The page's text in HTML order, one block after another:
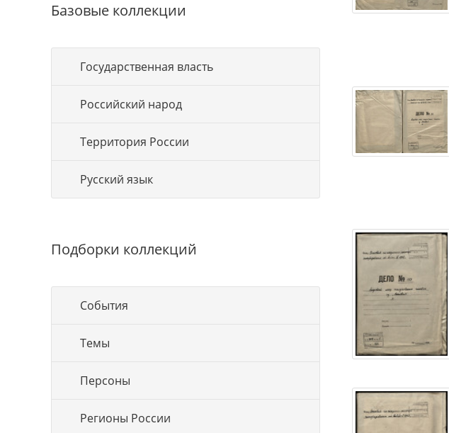
Базовые коллекции
Государственная власть
Российский народ
Территория России
Русский язык
Подборки коллекций
События
Темы
Персоны
Регионы России